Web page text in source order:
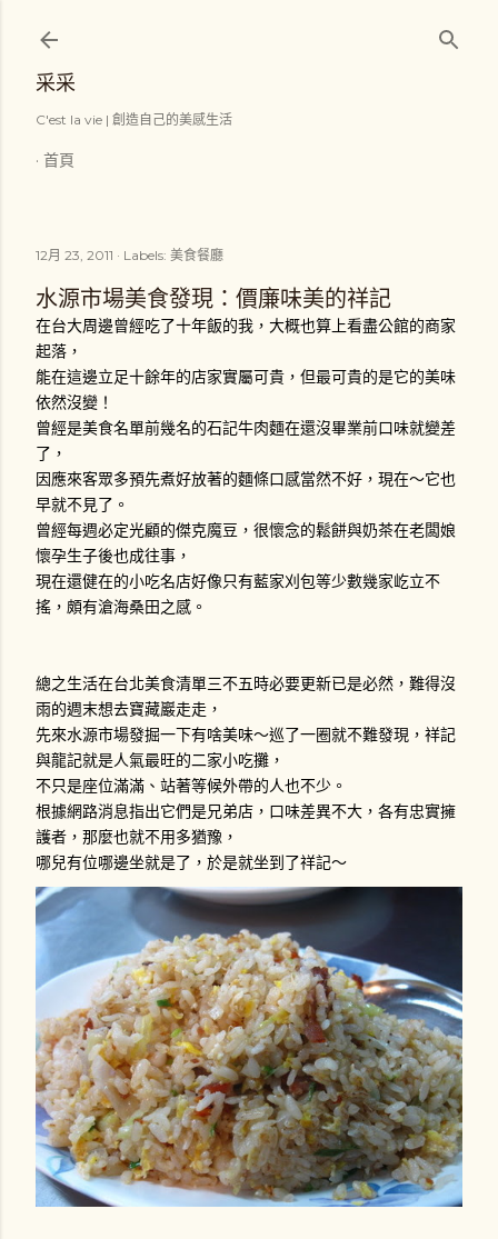
采采
C'est la vie | 創造自己的美感生活
首頁
12月 23, 2011 Labels: 美食餐廳
水源市場美食發現：價廉味美的祥記
在台大周邊曾經吃了十年飯的我，大概也算上看盡公館的商家
起落，
能在這邊立足十餘年的店家實屬可貴，但最可貴的是它的美味
依然沒變！
曾經是美食名單前幾名的石記牛肉麵在還沒畢業前口味就變差
了，
因應來客眾多預先煮好放著的麵條口感當然不好，現在～它也
早就不見了。
曾經每週必定光顧的傑克魔豆，很懷念的鬆餅與奶茶在老闆娘
懷孕生子後也成往事，
現在還健在的小吃名店好像只有藍家刈包等少數幾家屹立不
搖，頗有滄海桑田之感。
總之生活在台北美食清單三不五時必要更新已是必然，難得沒
雨的週末想去寶藏巖走走，
先來水源市場發掘一下有啥美味～巡了一圈就不難發現，祥記
與龍記就是人氣最旺的二家小吃攤，
不只是座位滿滿、站著等候外帶的人也不少。
根據網路消息指出它們是兄弟店，口味差異不大，各有忠實擁
護者，那麼也就不用多猶豫，
哪兒有位哪邊坐就是了，於是就坐到了祥記～